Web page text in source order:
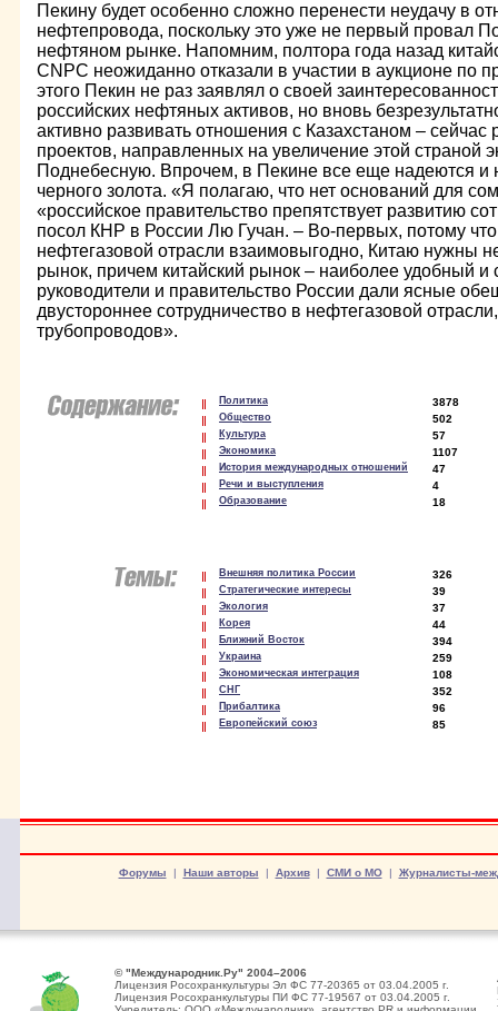
Пекину будет особенно сложно перенести неудачу в
нефтепровода, поскольку это уже не первый провал
нефтяном рынке. Напомним, полтора года назад
CNPC неожиданно отказали в участии в аукционе по
этого Пекин не раз заявлял о своей
российских нефтяных активов, но вновь
активно развивать отношения с Казахстаном – сейчас
проектов, направленных на увеличение этой страной
Поднебесную. Впрочем, в Пекине все еще надеются и
черного золота. «Я полагаю, что нет оснований для
«российское правительство препятствует развитию
посол КНР в России Лю Гучан. – Во-первых, потому что
нефтегазовой отрасли взаимовыгодно, Китаю нужны
рынок, причем китайский рынок – наиболее удобный
руководители и правительство России дали ясные
двустороннее сотрудничество в нефтегазовой
трубопроводов».
Политика 3878
Общество 502
Культура 57
Экономика 1107
История международных отношений 47
Речи и выступления 4
Образование 18
Внешняя политика России 326
Стратегические интересы 39
Экология 37
Корея 44
Ближний Восток 394
Украина 259
Экономическая интеграция 108
СНГ 352
Прибалтика 96
Европейский союз 85
Форумы | Наши авторы | Архив| СМИ о МО| Журналисты-
© "Международник.Ру" 2004–2006
Лицензия Росохранкультуры Эл ФС 77-20365 от 03.04.2005 г.
Лицензия Росохранкультуры ПИ ФС 77-19567 от 03.04.2005 г.